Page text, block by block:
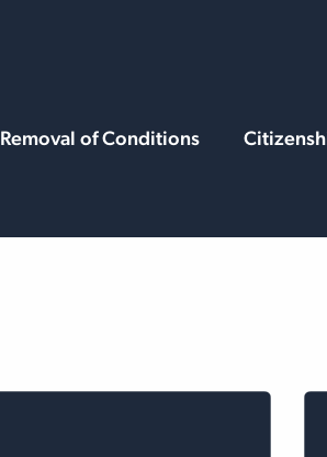
Removal of Conditions